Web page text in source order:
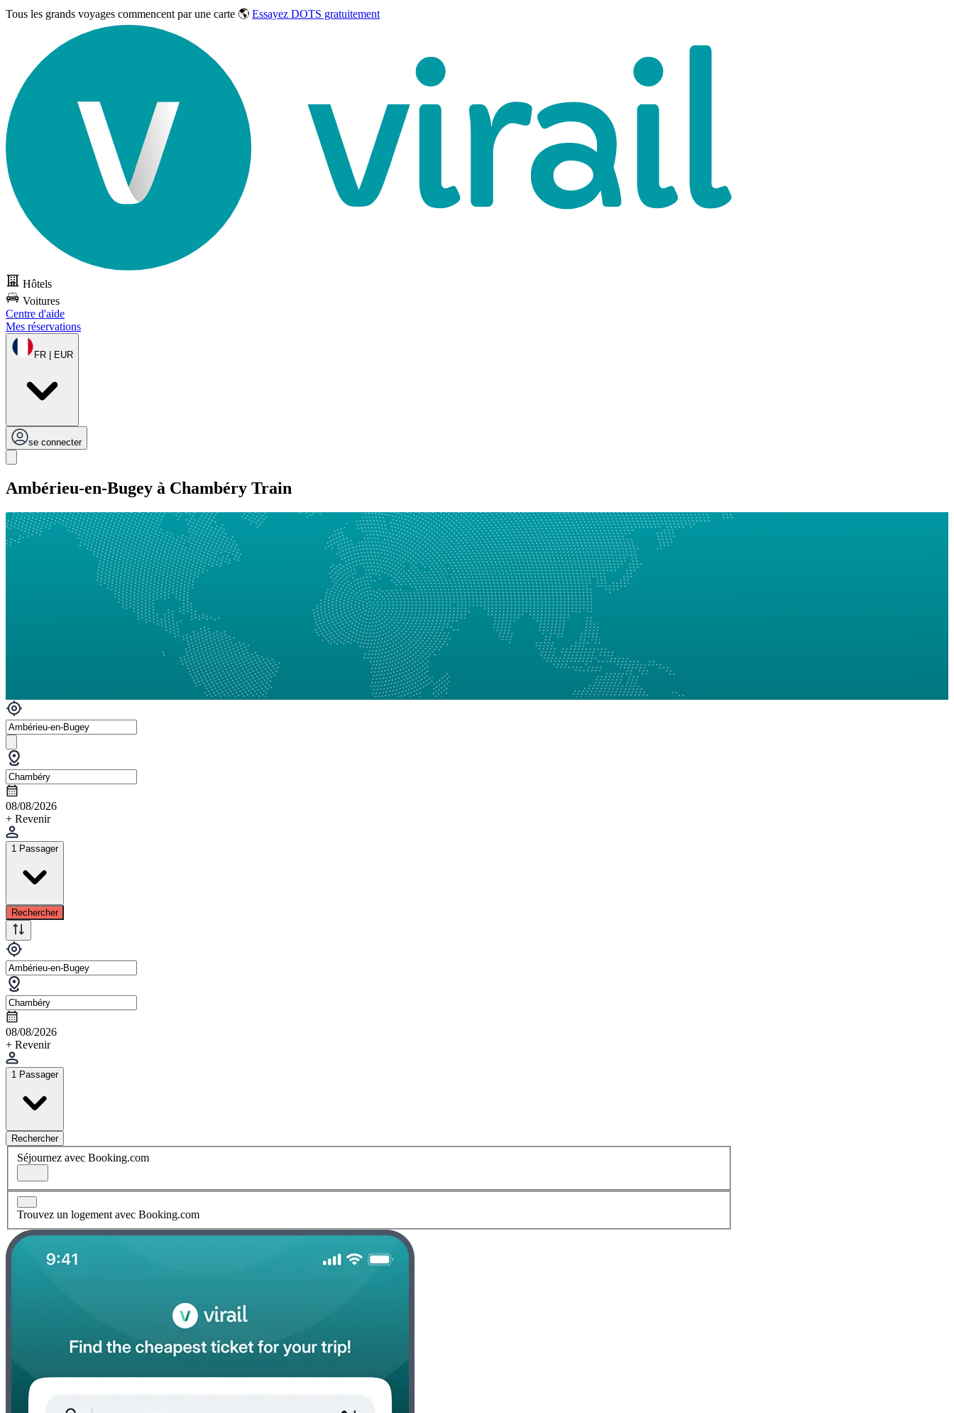
Tous les grands voyages commencent par une carte 🌎 Essayez DOTS gratuitement
Hôtels
Voitures
Centre d'aide
Mes réservations
FR | EUR
se connecter
Ambérieu-en-Bugey à Chambéry Train
08/08/2026
+ Revenir
1 Passager
Rechercher
08/08/2026
+ Revenir
1 Passager
Rechercher
Séjournez avec Booking.com
Trouvez un logement avec Booking.com